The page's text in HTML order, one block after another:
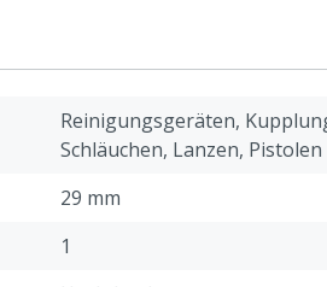
Reinigungsgeräten,
Schläuchen, Lanzen, Pistolen
29 mm
1